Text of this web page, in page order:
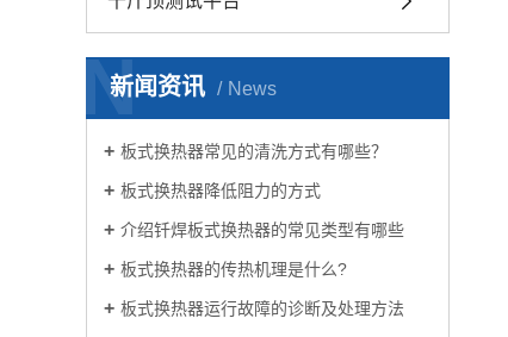
新闻资讯 News
N
板式换热器常见的清洗方式有哪些？
板式换热器降低阻力的方式
介绍钎焊板式换热器的常见类型有哪些
板式换热器的传热机理是什么?
板式换热器运行故障的诊断及处理方法